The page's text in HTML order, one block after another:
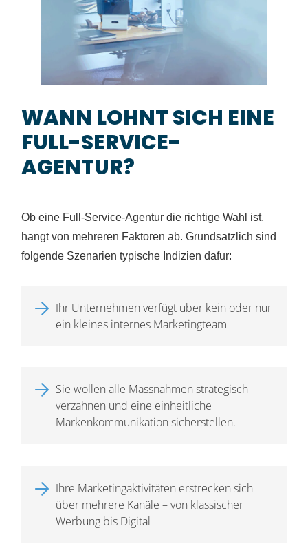
WANN LOHNT SICH EINE
FULL-SERVICE-
AGENTUR?
Ob eine Full-Service-Agentur die richtige Wahl ist,
hangt von mehreren Faktoren ab. Grundsatzlich sind
folgende Szenarien typische Indizien dafur:
Ihr Unternehmen verfügt uber kein oder nur
ein kleines internes Marketingteam
Sie wollen alle Massnahmen strategisch
verzahnen und eine einheitliche
Markenkommunikation sicherstellen.
Ihre Marketingaktivitäten erstrecken sich
über mehrere Kanäle – von klassischer
Werbung bis Digital